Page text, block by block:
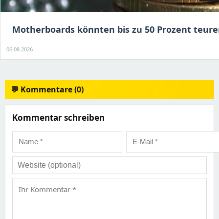
Motherboards könnten bis zu 50 Prozent
06.08.2026
💬 Kommentare (0)
Kommentar schreiben